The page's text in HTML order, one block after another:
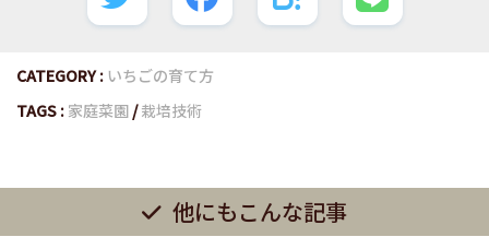
CATEGORY : いちごの育て方
TAGS : 家庭菜園 /栽培技術
他にもこんな記事